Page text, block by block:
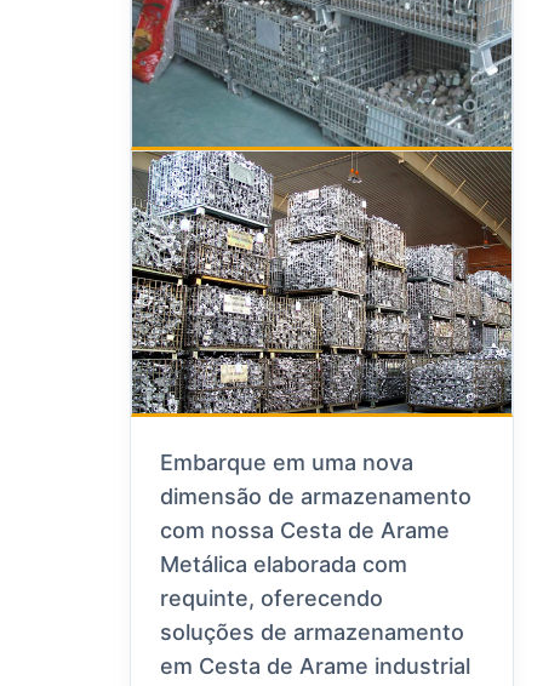
Embarque em uma nova
dimensão de armazenamento
com nossa Cesta de Arame
Metálica elaborada com
requinte, oferecendo
soluções de armazenamento
em Cesta de Arame industrial